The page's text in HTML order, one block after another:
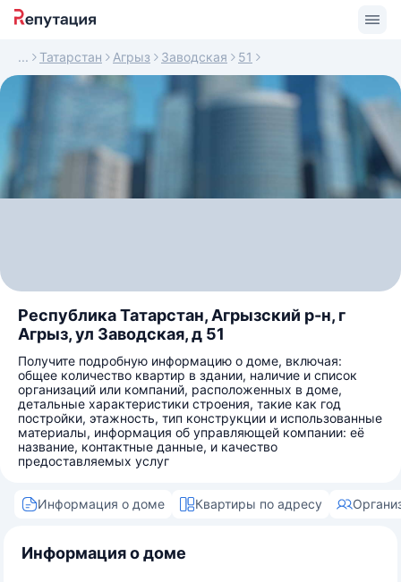
Татарстан Агрыз Заводская 51
Республика Татарстан, Агрызский р-н, г
Агрыз, ул Заводская, д 51
Получите подробную информацию о доме, включая:
общее количество квартир в здании, наличие и список
организаций или компаний, расположенных в доме,
детальные характеристики строения, такие как год
постройки, этажность, тип конструкции и использованные
материалы, информация об управляющей компании: её
название, контактные данные, и качество
предоставляемых услуг
Информация о доме Квартиры по адресу
Информация о доме